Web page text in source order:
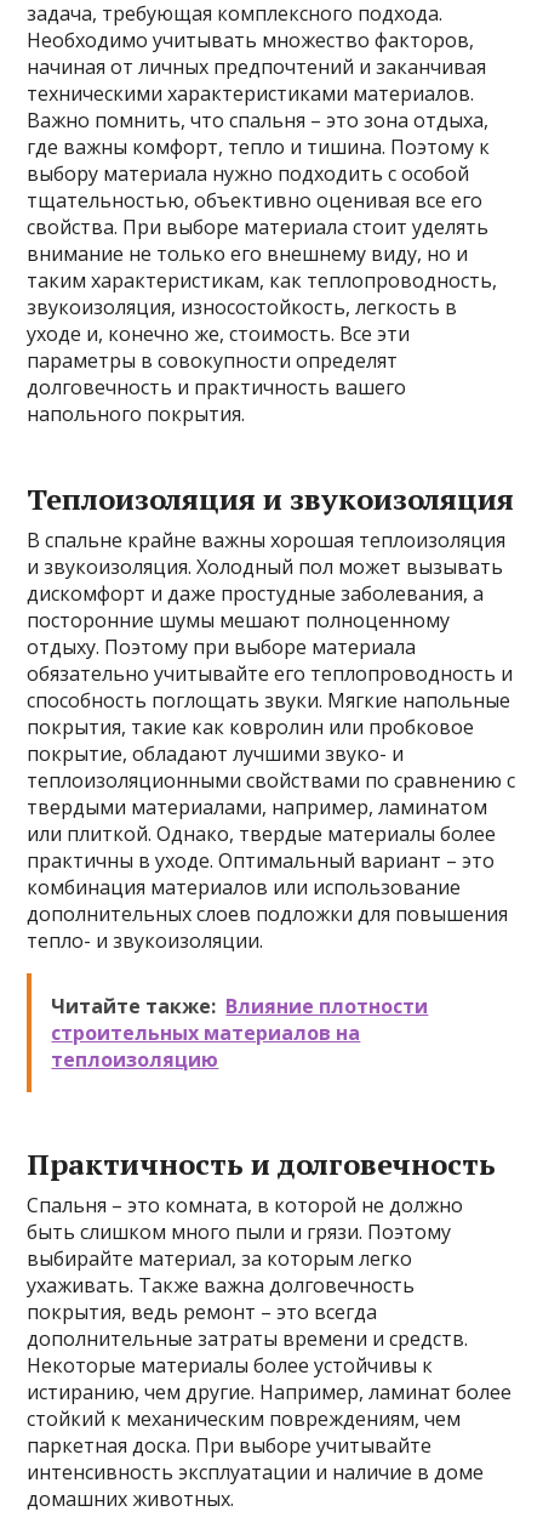
задача, требующая комплексного подхода.
Необходимо учитывать множество факторов,
начиная от личных предпочтений и заканчивая
техническими характеристиками материалов.
Важно помнить, что спальня – это зона отдыха,
где важны комфорт, тепло и тишина. Поэтому к
выбору материала нужно подходить с особой
тщательностью, объективно оценивая все его
свойства. При выборе материала стоит уделять
внимание не только его внешнему виду, но и
таким характеристикам, как теплопроводность,
звукоизоляция, износостойкость, легкость в
уходе и, конечно же, стоимость. Все эти
параметры в совокупности определят
долговечность и практичность вашего
напольного покрытия.
Теплоизоляция и звукоизоляция
В спальне крайне важны хорошая теплоизоляция
и звукоизоляция. Холодный пол может вызывать
дискомфорт и даже простудные заболевания, а
посторонние шумы мешают полноценному
отдыху. Поэтому при выборе материала
обязательно учитывайте его теплопроводность и
способность поглощать звуки. Мягкие напольные
покрытия, такие как ковролин или пробковое
покрытие, обладают лучшими звуко- и
теплоизоляционными свойствами по сравнению с
твердыми материалами, например, ламинатом
или плиткой. Однако, твердые материалы более
практичны в уходе. Оптимальный вариант – это
комбинация материалов или использование
дополнительных слоев подложки для повышения
тепло- и звукоизоляции.
Читайте также: Влияние плотности
строительных материалов на
теплоизоляцию
Практичность и долговечность
Спальня – это комната, в которой не должно
быть слишком много пыли и грязи. Поэтому
выбирайте материал, за которым легко
ухаживать. Также важна долговечность
покрытия, ведь ремонт – это всегда
дополнительные затраты времени и средств.
Некоторые материалы более устойчивы к
истиранию, чем другие. Например, ламинат более
стойкий к механическим повреждениям, чем
паркетная доска. При выборе учитывайте
интенсивность эксплуатации и наличие в доме
домашних животных.